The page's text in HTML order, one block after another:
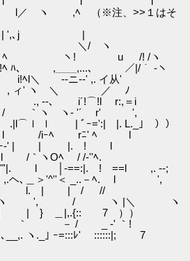
（※注、>>１はそ
',､j |
/ ヽ
! u /! /ヽ
,...､ ／|/｀ ‐ヽ
ニ‐-' ,. イ从'
＼ ／ ﾉ
i´!⌒!l r:,＝i
ヽ- '´ r' ',
| ﾞｰ=':| |. L._｣ ））
ﾍ rﾆ' ﾍ l
‐' | | |. ! l
Oﾍ / /-''ﾍ.
│-==:|. ! ==l ,. -‐;
､＿＞'^''＜ _..－ﾍ. l ',
l | l. | | / //
', / ヽ |＼ ヽ
＿|,.{:: 7 ））
－ / _ -' ｀!
ヽ._｣ ｰ=:::ﾚ' ::::::|; 7